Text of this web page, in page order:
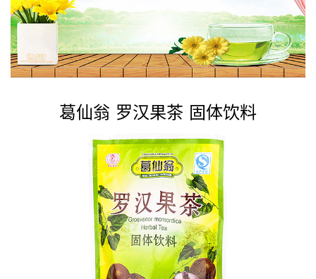
葛仙翁 罗汉果茶 固体饮料